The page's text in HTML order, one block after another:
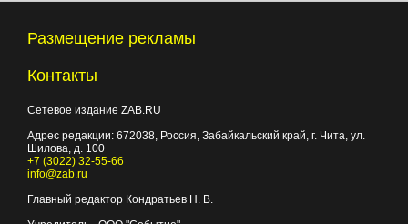
Размещение рекламы
Контакты
Сетевое издание ZAB.RU
Адрес редакции: 672038, Россия, Забайкальский край, г. Чита, ул.
Шилова, д. 100
+7 (3022) 32-55-66
info@zab.ru
Главный редактор Кондратьев Н. В.